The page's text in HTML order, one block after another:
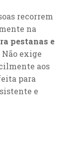
recorrem
na
pestanas e
Não exige
aos
para
e